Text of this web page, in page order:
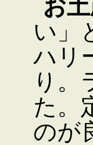
お
い」
ハリ
り。
た。
のが